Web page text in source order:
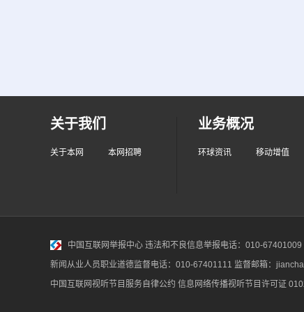
关于我们
关于本网 本网招聘
业务概况
环球资讯 移动增值
中国互联网举报中心 违法和不良信息举报电话：010-
新闻从业人员职业道德监督电话：010-67401111 监督邮箱：
中国互联网视听节目服务自律公约 信息网络传播视听节目许可证